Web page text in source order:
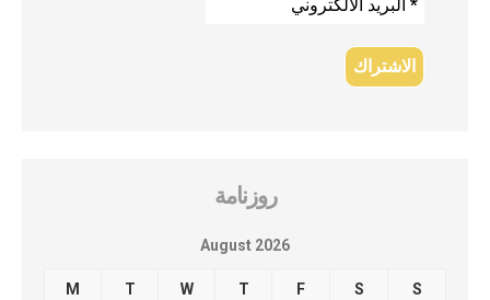
روزنامة
August 2026
M T W T F S S